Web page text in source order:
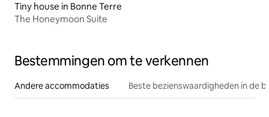
Tiny house in Bonne Terre
The Honeymoon Suite
Bestemmingen om te verkennen
Andere accommodaties Beste bezienswaardigheden in de